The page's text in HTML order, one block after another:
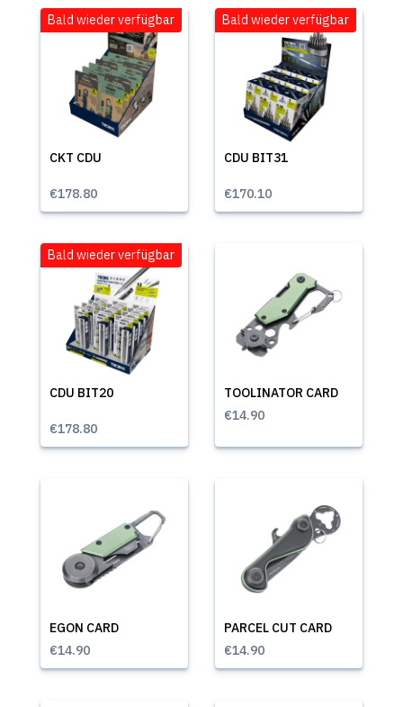
CKT CDU
Bald wieder verfügbar
€178.80
CDU BIT31
Bald wieder verfügbar
€170.10
CDU BIT20
Bald wieder verfügbar
€178.80
TOOLINATOR CARD
€14.90
EGON CARD
€14.90
PARCEL CUT CARD
€14.90